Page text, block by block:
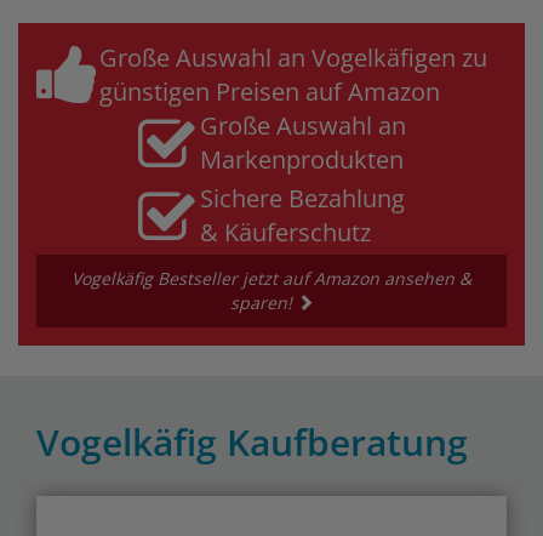
Große Auswahl an Vogelkäfigen zu
günstigen Preisen auf Amazon
Große Auswahl an
Markenprodukten
Sichere Bezahlung
& Käuferschutz
Vogelkäfig Bestseller jetzt auf Amazon ansehen &
sparen!
Vogelkäfig Kaufberatung